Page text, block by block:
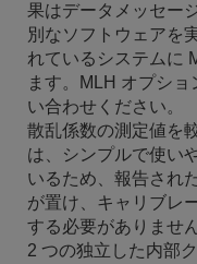
果はデー​​タメッセー
別なソフトウェアを
れているシステムに
ます。MLH オプシ
い合わせください。
散乱係数の測定値を
は、シンプルで使い
いるため、報告され
が置け、キャリブレ
する必要がありません
2 つの独立した内部